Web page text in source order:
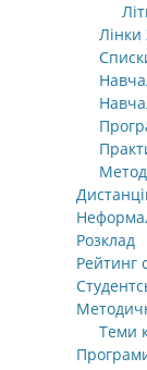
Лінки
Розклад
Рейтинг
Теми